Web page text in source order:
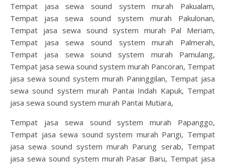
Tempat jasa sewa sound system murah Pakualam,
Tempat jasa sewa sound system murah Pakulonan,
Tempat jasa sewa sound system murah Pal Meriam,
Tempat jasa sewa sound system murah Palmerah,
Tempat jasa sewa sound system murah Pamulang,
Tempat jasa sewa sound system murah Pancoran, Tempat
jasa sewa sound system murah Paninggilan, Tempat jasa
sewa sound system murah Pantai Indah Kapuk, Tempat
jasa sewa sound system murah Pantai Mutiara,
Tempat jasa sewa sound system murah Papanggo,
Tempat jasa sewa sound system murah Parigi, Tempat
jasa sewa sound system murah Parung serab, Tempat
jasa sewa sound system murah Pasar Baru, Tempat jasa